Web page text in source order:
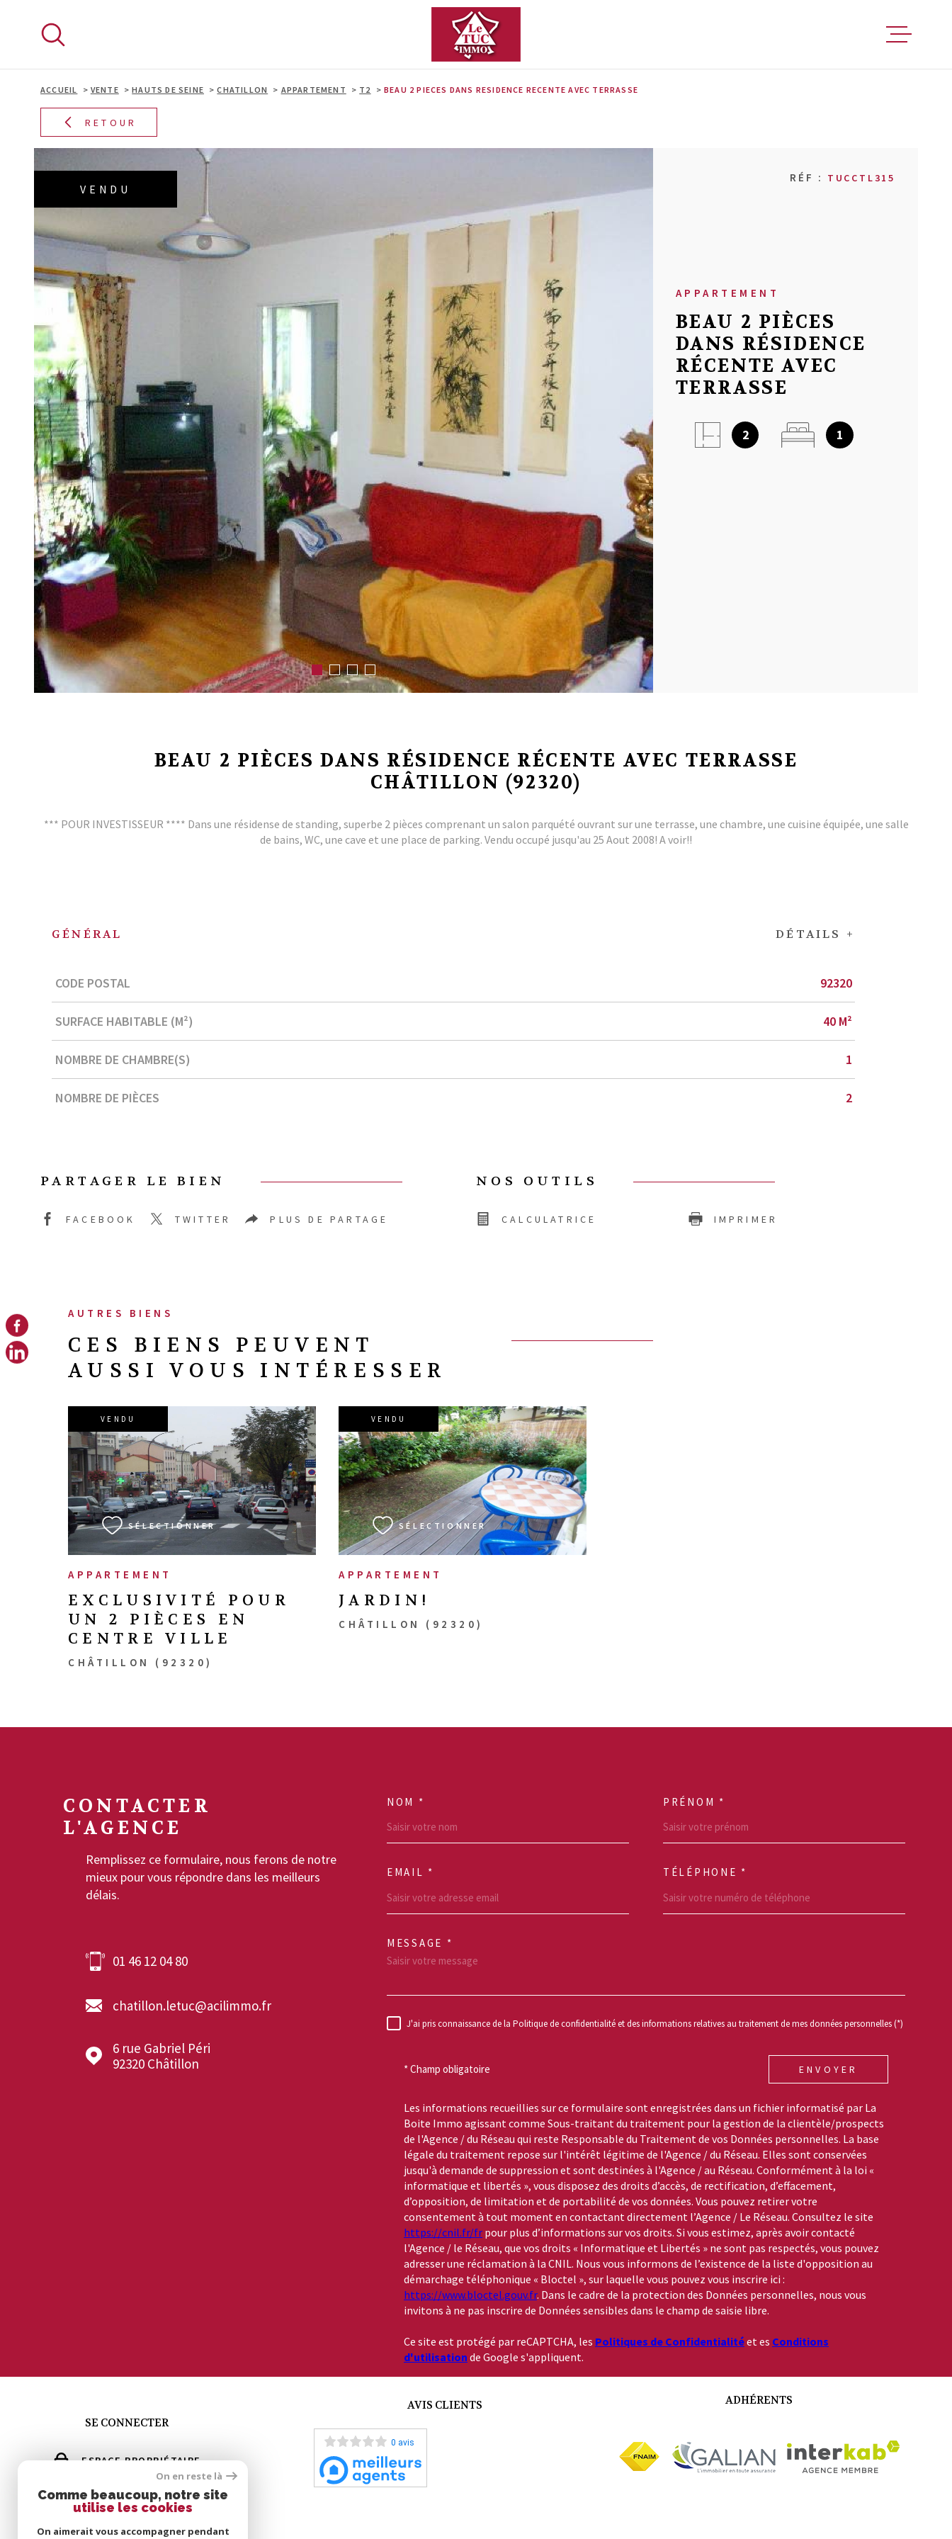
VENDRE
NOTRE
MON
ACCUEIL VENTE HAUTS DE SEINE CHATILLON APPARTEMENT T2 BEAU 2 PIECES DANS RESIDENCE RECENTE AVEC TERRASSE
RETOUR
VENDU
RÉF : TUCCTL315
APPARTEMENT
BEAU 2 PIÈCES
DANS RÉSIDENCE
RÉCENTE AVEC
TERRASSE
2 1
BEAU 2 PIÈCES DANS RÉSIDENCE RÉCENTE AVEC TERRASSE
CHÂTILLON (92320)
*** POUR INVESTISSEUR **** Dans une résidense de standing, superbe 2 pièces comprenant un salon parquété ouvrant sur une terrasse, une chambre, une cuisine équipée, une salle
de bains, WC, une cave et une place de parking. Vendu occupé jusqu'au 25 Aout 2008! A voir!!
GÉNÉRAL DÉTAILS +
Caractérisque
CODE POSTAL 92320
SURFACE HABITABLE (M²) 40 M²
NOMBRE DE CHAMBRE(S) 1
NOMBRE DE PIÈCES 2
PARTAGER LE BIEN
FACEBOOK TWITTER PLUS DE PARTAGE
NOS OUTILS
CALCULATRICE IMPRIMER
AUTRES BIENS
CES BIENS PEUVENT
AUSSI VOUS INTÉRESSER
APPARTEMENT
EXCLUSIVITÉ POUR
UN 2 PIÈCES EN
CENTRE VILLE
CHÂTILLON (92320)
VENDU
SÉLECTIONNER
VOIR LE BIEN
APPARTEMENT
JARDIN!
CHÂTILLON (92320)
VENDU
SÉLECTIONNER
VOIR LE BIEN
CONTACTER
L'AGENCE
Remplissez ce formulaire, nous ferons de notre
mieux pour vous répondre dans les meilleurs
délais.
01 46 12 04 80
chatillon.letuc@acilimmo.fr
6 rue Gabriel Péri
92320
Châtillon
TRAD_MELTEM_VOSCOORDONNEES
NOM * PRÉNOM *
EMAIL * TÉLÉPHONE *
TRAD_MELTEM_VOREDEMANDE
MESSAGE *
RÈGLEMENTATION
J'ai pris connaissance de la Politique de confidentialité et des informations relatives au traitement de mes données personnelles (*)
* Champ obligatoire ENVOYER
Les informations recueillies sur ce formulaire sont enregistrées dans un fichier informatisé par La
Boite Immo agissant comme Sous-traitant du traitement pour la gestion de la clientèle/prospects
de l'Agence / du Réseau qui reste Responsable du Traitement de vos Données personnelles. La base
légale du traitement repose sur l'intérêt légitime de l'Agence / du Réseau. Elles sont conservées
jusqu'à demande de suppression et sont destinées à l'Agence / au Réseau. Conformément à la loi «
informatique et libertés », vous disposez des droits d’accès, de rectification, d’effacement,
d’opposition, de limitation et de portabilité de vos données. Vous pouvez retirer votre
consentement à tout moment en contactant directement l’Agence / Le Réseau. Consultez le site
https://cnil.fr/fr pour plus d’informations sur vos droits. Si vous estimez, après avoir contacté
l'Agence / le Réseau, que vos droits « Informatique et Libertés » ne sont pas respectés, vous pouvez
adresser une réclamation à la CNIL. Nous vous informons de l’existence de la liste d'opposition au
démarchage téléphonique « Bloctel », sur laquelle vous pouvez vous inscrire ici :
https://www.bloctel.gouv.fr. Dans le cadre de la protection des Données personnelles, nous vous
invitons à ne pas inscrire de Données sensibles dans le champ de saisie libre.
Ce site est protégé par reCAPTCHA, les Politiques de Confidentialitéet es Conditions
d'utilisation de Google s'appliquent.
SE CONNECTER
ESPACE PROPRIÉTAIRE
GÉRER MES ALERTES
AVIS CLIENTS
0 avis
ADHÉRENTS
On en reste là
Comme beaucoup, notre site
utilise les cookies
On aimerait vous accompagner pendant